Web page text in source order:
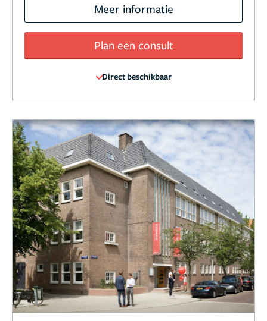
Meer informatie
Plan een consult
Direct beschikbaar